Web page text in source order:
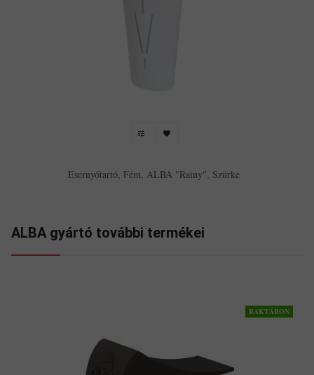
Esernyőtartó, Fém, ALBA "Rainy", Szürke
ALBA gyártó további termékei
RAKTÁRON